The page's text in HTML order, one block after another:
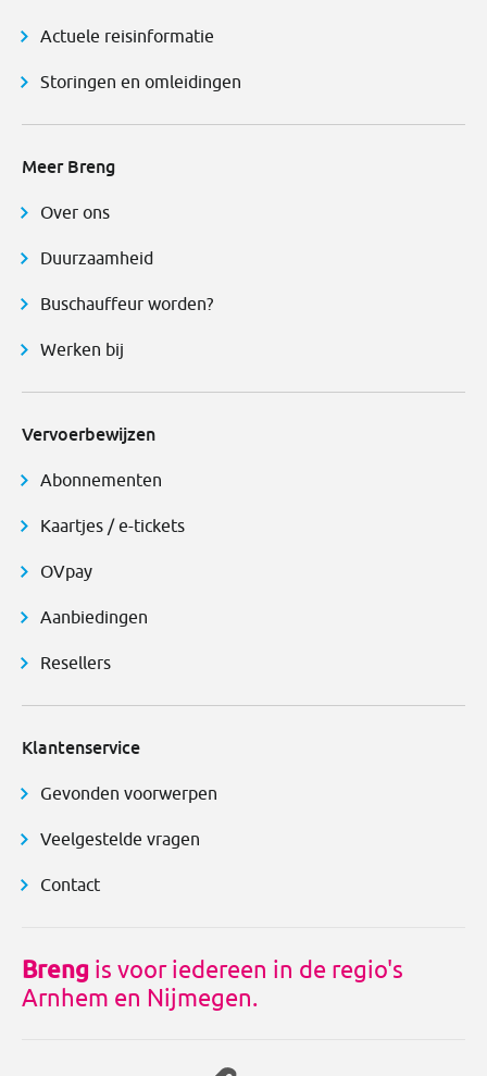
Actuele reisinformatie
Storingen en omleidingen
Meer Breng
Over ons
Duurzaamheid
Buschauffeur worden?
Werken bij
Vervoerbewijzen
Abonnementen
Kaartjes / e-tickets
OVpay
Aanbiedingen
Resellers
Klantenservice
Gevonden voorwerpen
Veelgestelde vragen
Contact
Breng is voor iedereen in de regio's
Arnhem en Nijmegen.